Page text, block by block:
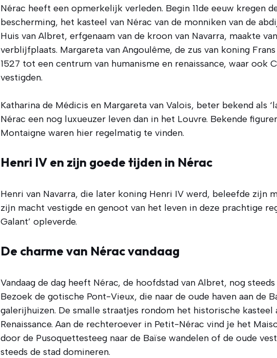
Nérac heeft een opmerkelijk verleden. Begin 11de eeuw kregen
bescherming, het kasteel van Nérac van de monniken van de
Huis van Albret, erfgenaam van de kroon van Navarra, maakte
verblijfplaats. Margareta van Angoulême, de zus van koning
1527 tot een centrum van humanisme en renaissance, waar ook
vestigden.
Katharina de Médicis en Margareta van Valois, beter bekend als
Nérac een nog luxueuzer leven dan in het Louvre. Bekende
Montaigne waren hier regelmatig te vinden.
Henri IV en zijn goede tijden in Nérac
Henri van Navarra, die later koning Henri IV werd, beleefde zijn
zijn macht vestigde en genoot van het leven in deze prachtige
Galant’ opleverde.
De charme van Nérac vandaag
Vandaag de dag heeft Nérac, de hoofdstad van Albret, nog
Bezoek de gotische Pont-Vieux, die naar de oude haven aan de
galerijhuizen. De smalle straatjes rondom het historische kasteel
Renaissance. Aan de rechteroever in Petit-Nérac vind je het
door de Pusoquettesteeg naar de Baïse wandelen of de oude
steeds de stad domineren.